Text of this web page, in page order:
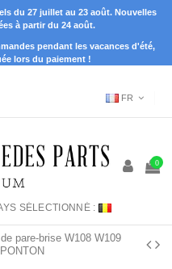
du 27 juillet au 23 août. Nouvelles
à partir du 24 août.
pendant les vacances d'été,
lors du paiement !
FR
0
SÉLECTIONNÉ :
pare-brise W108 W109